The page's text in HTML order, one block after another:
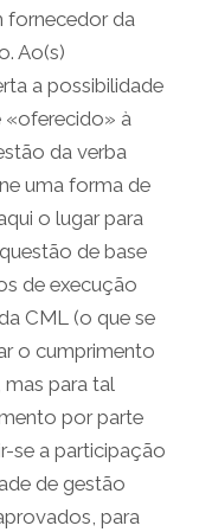
fornecedor da
Ao(s)
a possibilidade
«oferecido» à
da verba
uma forma de
o lugar para
de base
de execução
CML (o que se
o cumprimento
para tal
por parte
se a participação
de gestão
para